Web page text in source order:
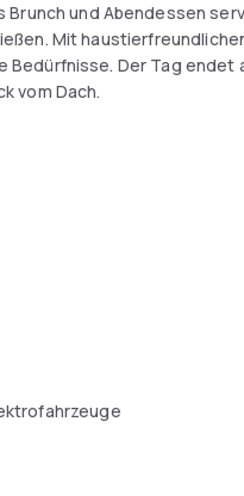
und Abendessen
Der Tag endet
vom Dach.